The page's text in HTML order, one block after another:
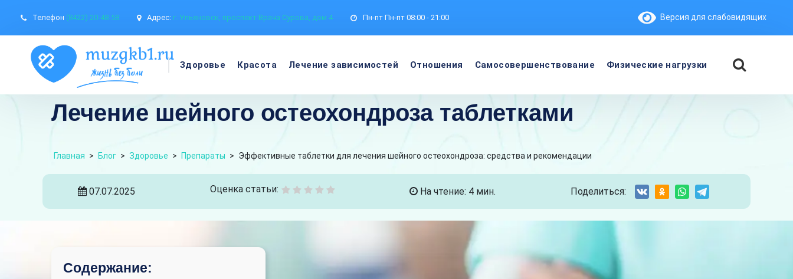
Телефон (8422) 20-48-58 Адрес: г. Ульяновск, проспект Врача Сурова, дом 4 Пн-пт Пн-пт 08:00 - 21:00 Версия для слабовидящих
Здоровье Красота Лечение зависимостей Отношения Самосовершенствование Физические нагрузки
Лечение шейного остеохондроза таблетками
Главная > Блог > Здоровье > Препараты > Эффективные таблетки для лечения шейного остеохондроза: средства и рекомендации
07.07.2025 Оценка статьи: На чтение: 4 мин. Поделиться:
Содержание: